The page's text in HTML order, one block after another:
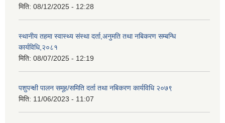
मिति: 08/12/2025 - 12:28
स्थानीय तहमा स्वास्थ्य संस्था दर्ता,अनुमति तथा नबिकरण सम्बन्धि
कार्यविधि,२०८१
मिति: 08/07/2025 - 12:19
पशुपन्क्षी पालन समूह/समिति दर्ता तथा नबिकरण कार्यविधि २०७९
मिति: 11/06/2023 - 11:07